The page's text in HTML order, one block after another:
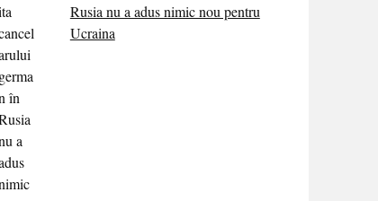
Rusia nu a adus nimic nou pentru
Ucraina